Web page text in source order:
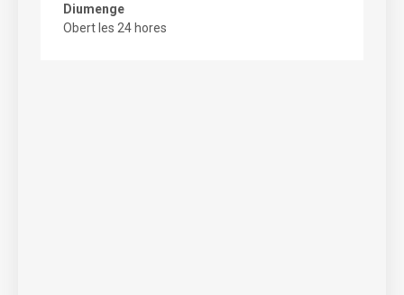
Diumenge
Obert les 24 hores